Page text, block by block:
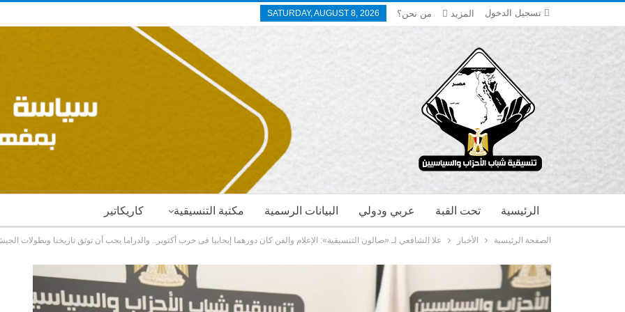
تسجيل الدخول SATURDAY, AUGUST 8, 2026 من نحن؟ المزيد
كاريكاتير مكتبة التنسيقية البيانات الرسمية عربي ودولي تحت القبة الرئيسية
الصفحة الرئيسية الأخبار علا الشافعي لـ «صالون التنسيقية»: الإعلام والفن كان دورهما إيجابيا فى حرب أكتوبر.. والدراما يجب أن توثق تاريخنا وبطولات